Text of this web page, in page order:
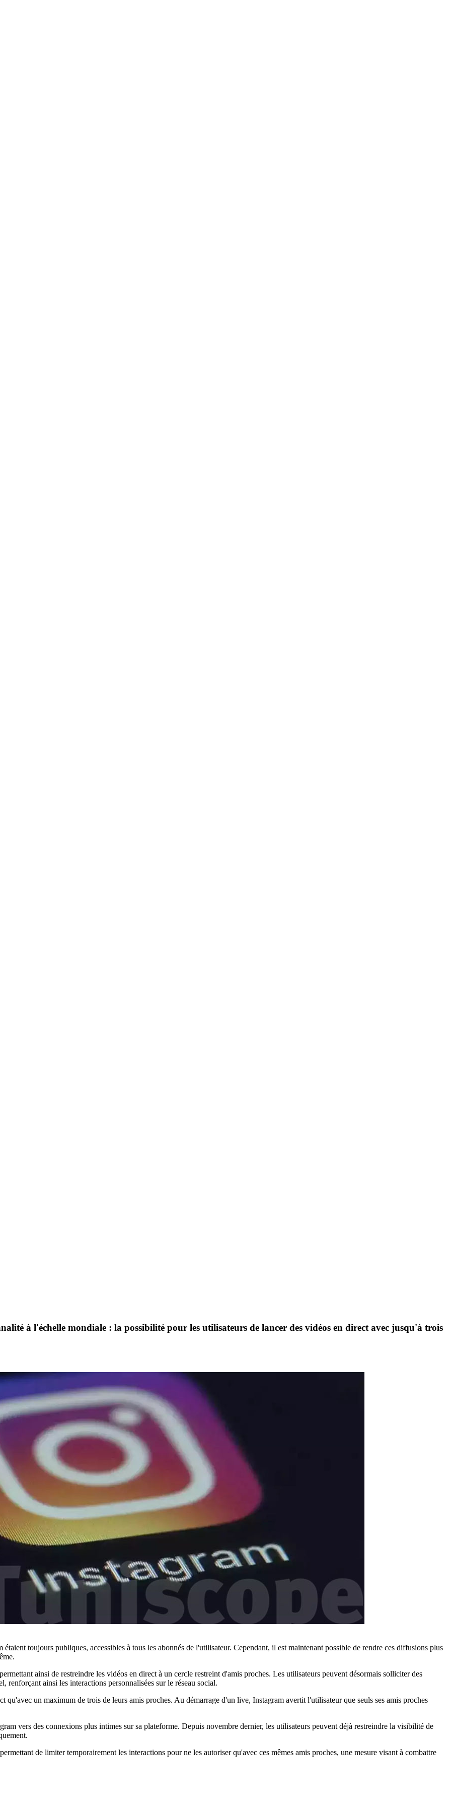
à l'échelle mondiale : la possibilité pour les utilisateurs de lancer des vidéos en direct avec jusqu'à trois
toujours publiques, accessibles à tous les abonnés de l'utilisateur. Cependant, il est maintenant possible de rendre ces diffusions plus
ainsi de restreindre les vidéos en direct à un cercle restreint d'amis proches. Les utilisateurs peuvent désormais solliciter des
renforçant ainsi les interactions personnalisées sur le réseau social.
un maximum de trois de leurs amis proches. Au démarrage d'un live, Instagram avertit l'utilisateur que seuls ses amis proches
vers des connexions plus intimes sur sa plateforme. Depuis novembre dernier, les utilisateurs peuvent déjà restreindre la visibilité de
de limiter temporairement les interactions pour ne les autoriser qu'avec ces mêmes amis proches, une mesure visant à combattre